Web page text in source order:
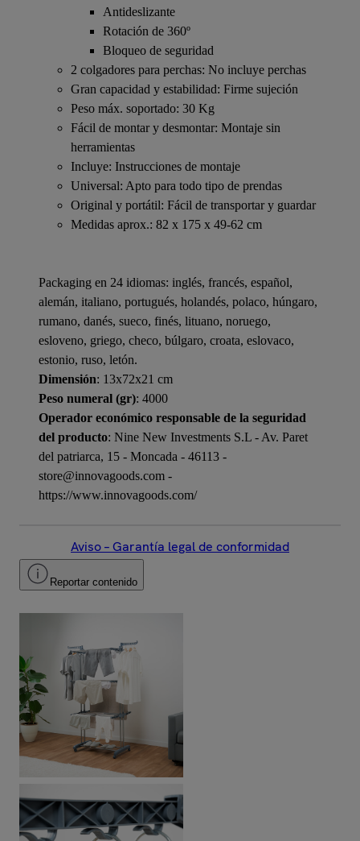
Antideslizante
Rotación de 360º
Bloqueo de seguridad
2 colgadores para perchas: No incluye perchas
Gran capacidad y estabilidad: Firme sujeción
Peso máx. soportado: 30 Kg
Fácil de montar y desmontar: Montaje sin
herramientas
Incluye: Instrucciones de montaje
Universal: Apto para todo tipo de prendas
Original y portátil: Fácil de transportar y guardar
Medidas aprox.: 82 x 175 x 49-62 cm
Packaging en 24 idiomas: inglés, francés, español,
alemán, italiano, portugués, holandés, polaco, húngaro,
rumano, danés, sueco, finés, lituano, noruego,
esloveno, griego, checo, búlgaro, croata, eslovaco,
estonio, ruso, letón.
Dimensión: 13x72x21 cm
Peso numeral (gr): 4000
Operador económico responsable de la seguridad
del producto: Nine New Investments S.L - Av. Paret
del patriarca, 15 - Moncada - 46113 -
store@innovagoods.com -
https://www.innovagoods.com/
Aviso – Garantía legal de conformidad
Reportar contenido